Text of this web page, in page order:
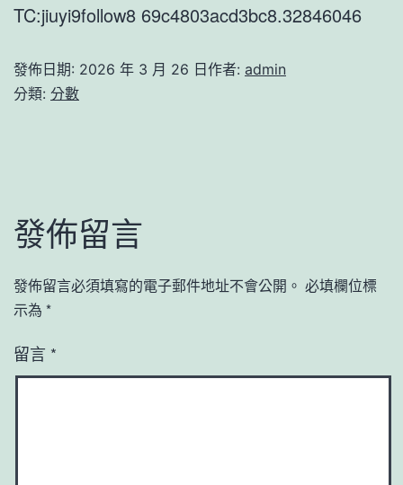
TC:jiuyi9follow8 69c4803acd3bc8.32846046
發佈日期: 2026 年 3 月 26 日作者: admin
分類: 分數
發佈留言
發佈留言必須填寫的電子郵件地址不會公開。 必填欄位標
示為 *
留言 *